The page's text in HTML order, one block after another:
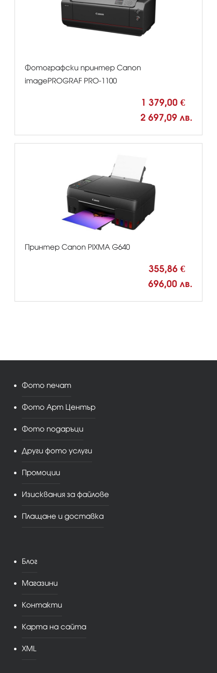
Фотографски принтер Canon
imagePROGRAF PRO-1100
1 379,00 €
2 697,09 лв.
Принтер Canon PIXMA G640
355,86 €
696,00 лв.
Фото печат
Фото Арт Център
Фото подаръци
Други фото услуги
Промоции
Изисквания за файлове
Плащане и доставка
Блог
Магазини
Контакти
Карта на сайта
XML